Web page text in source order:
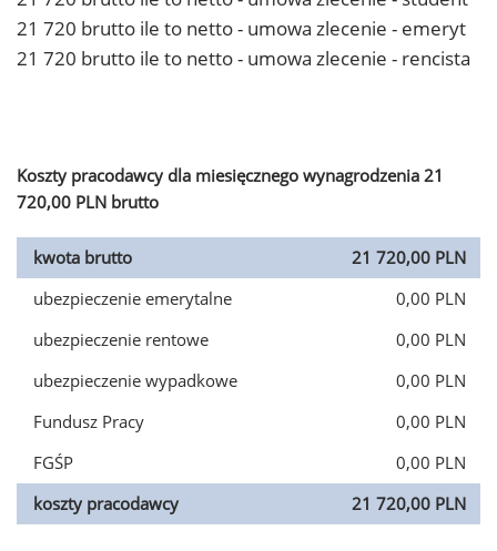
21 720 brutto ile to netto - umowa zlecenie - emeryt
21 720 brutto ile to netto - umowa zlecenie - rencista
Koszty pracodawcy dla miesięcznego wynagrodzenia 21
720,00 PLN brutto
kwota brutto
21 720,00 PLN
ubezpieczenie emerytalne
0,00 PLN
ubezpieczenie rentowe
0,00 PLN
ubezpieczenie wypadkowe
0,00 PLN
Fundusz Pracy
0,00 PLN
FGŚP
0,00 PLN
koszty pracodawcy
21 720,00 PLN